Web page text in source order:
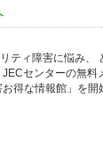
ティ障害に悩み、
センターの無料
得な情報館」を